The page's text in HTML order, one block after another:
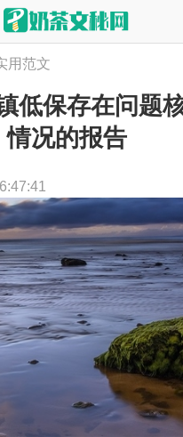
用范文
低保存在问题
情况的报告